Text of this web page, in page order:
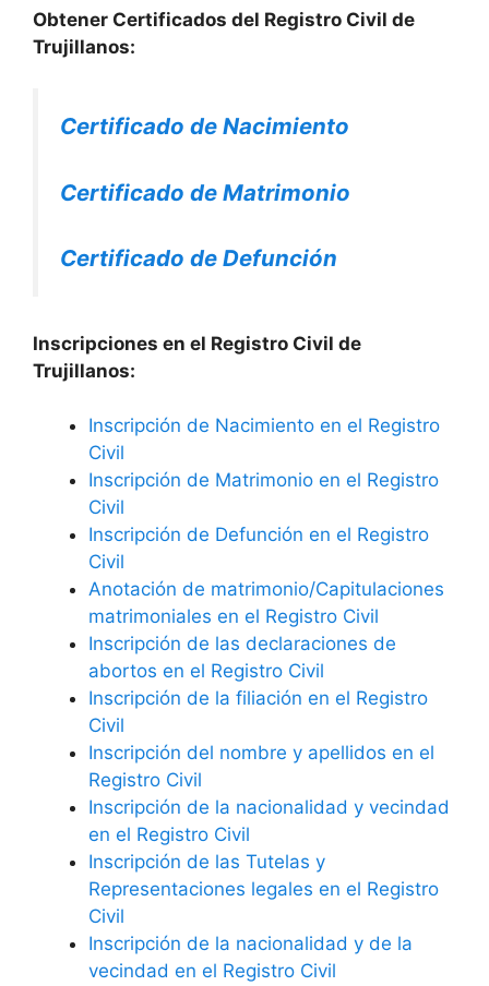
Obtener Certificados del Registro Civil de
Trujillanos:
Certificado de Nacimiento
Certificado de Matrimonio
Certificado de Defunción
Inscripciones en el Registro Civil de
Trujillanos:
Inscripción de Nacimiento en el Registro
Civil
Inscripción de Matrimonio en el Registro
Civil
Inscripción de Defunción en el Registro
Civil
Anotación de matrimonio/Capitulaciones
matrimoniales en el Registro Civil
Inscripción de las declaraciones de
abortos en el Registro Civil
Inscripción de la filiación en el Registro
Civil
Inscripción del nombre y apellidos en el
Registro Civil
Inscripción de la nacionalidad y vecindad
en el Registro Civil
Inscripción de las Tutelas y
Representaciones legales en el Registro
Civil
Inscripción de la nacionalidad y de la
vecindad en el Registro Civil